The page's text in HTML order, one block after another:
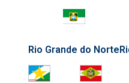
Rio Grande do Norte